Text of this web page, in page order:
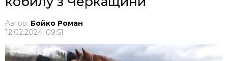
Автор: Бойко Роман
12.02.2024, 09:51